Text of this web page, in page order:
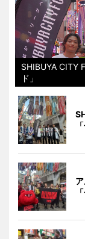
SHIBUYA CITY
ド」